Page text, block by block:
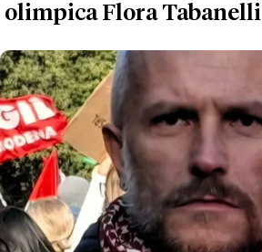
olimpica Flora Tabanelli